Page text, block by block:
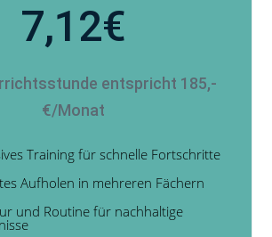
7,12€
entspricht 185,-
€/Monat
Training für schnelle Fortschritte
Aufholen in mehreren Fächern
und Routine für nachhaltige